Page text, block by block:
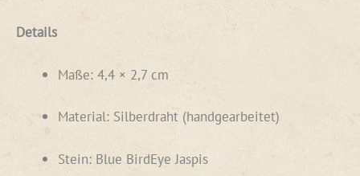
Details
Maße: 4,4 × 2,7 cm
Material: Silberdraht (handgearbeitet)
Stein: Blue BirdEye Jaspis